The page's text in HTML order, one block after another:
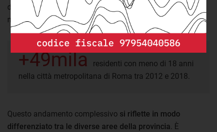
diminuiti quasi del 2%, passando da poco meno di 10
milioni a 9,8 milioni.
+49milaresidenti con meno di 18 anni
nella città metropolitana di Roma tra 2012 e 2018.
Questo andamento complessivo si riflette in modo
differenziato tra le diverse aree della provincia. È